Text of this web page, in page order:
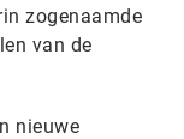
zogenaamde
van de
nieuwe